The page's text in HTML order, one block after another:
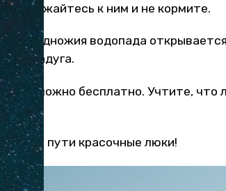
приближайтесь к ним и не кормите.
у подножия водопада
радуга.
можно бесплатно. Учтите,
по пути красочные люки!